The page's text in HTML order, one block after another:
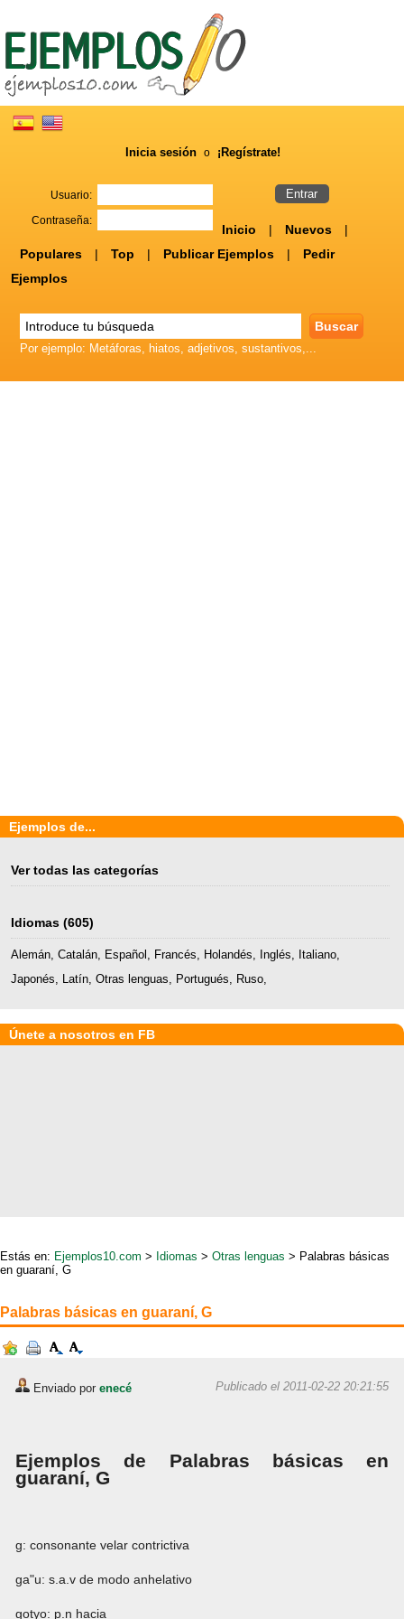
Inicia sesión o ¡Regístrate!
Usuario:
Contraseña:
Inicio | Nuevos
|
Populares
| Top | Publicar Ejemplos |
Pedir
Ejemplos
Por ejemplo: Metáforas, hiatos, adjetivos, sustantivos,...
Ejemplos de...
Ver todas las categorías
Idiomas (605)
Alemán, Catalán, Español , Francés, Holandés, Inglés, Italiano,
Japonés, Latín, Otras lenguas, Portugués, Ruso,
Únete a nosotros en FB
Estás en: Ejemplos10.com > Idiomas > Otras lenguas > Palabras básicas
en guaraní, G
Palabras básicas en guaraní, G
Enviado por enecé Publicado el 2011-02-22 20:21:55
Ejemplos de Palabras básicas en
guaraní, G
g: consonante velar contrictiva
ga"u: s.a.v de modo anhelativo
gotyo: p.n hacia